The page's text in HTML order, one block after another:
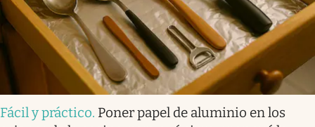
Fácil y práctico. Poner papel de aluminio en los